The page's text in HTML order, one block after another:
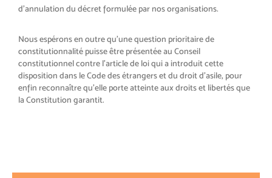
d’annulation du décret formulée par nos organisations.
Nous espérons en outre qu’une question prioritaire de
constitutionnalité puisse être présentée au Conseil
constitutionnel contre l’article de loi qui a introduit cette
disposition dans le Code des étrangers et du droit d’asile, pour
enfin reconnaître qu’elle porte atteinte aux droits et libertés que
la Constitution garantit.